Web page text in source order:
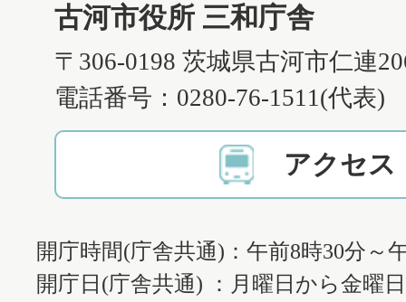
古河市役所 三和庁舎
〒306-0198 茨城県古河市仁連
電話番号：0280-76-1511(代表)
アクセス
開庁時間(庁舎共通)：午前8時30分～
開庁日(庁舎共通) ：月曜日から金曜